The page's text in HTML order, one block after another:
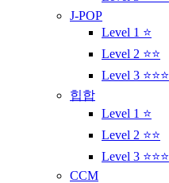
J-POP
Level 1 ⭐
Level 2 ⭐⭐
Level 3 ⭐⭐⭐
힙합
Level 1 ⭐
Level 2 ⭐⭐
Level 3 ⭐⭐⭐
CCM